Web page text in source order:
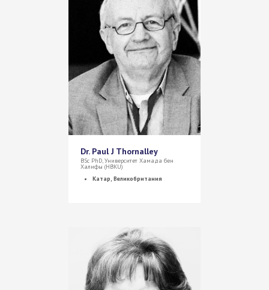
Dr. Paul J Thornalley
BSc PhD, Университет Хамада бен
Халифы (HBKU)
Катар, Великобритания